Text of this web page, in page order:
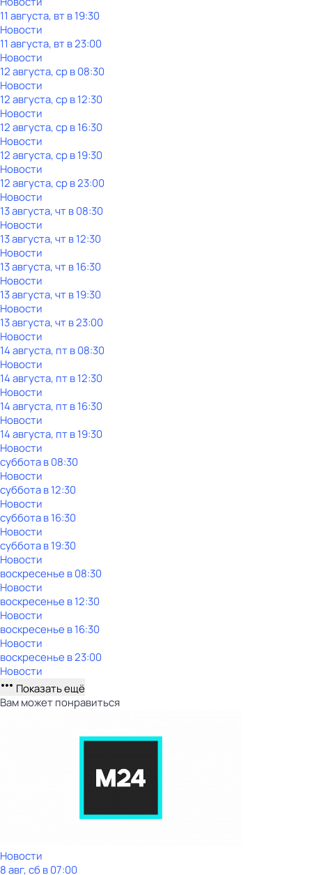
11 августа, вт в 19:30
Новости
11 августа, вт в 23:00
Новости
12 августа, ср в 08:30
Новости
12 августа, ср в 12:30
Новости
12 августа, ср в 16:30
Новости
12 августа, ср в 19:30
Новости
12 августа, ср в 23:00
Новости
13 августа, чт в 08:30
Новости
13 августа, чт в 12:30
Новости
13 августа, чт в 16:30
Новости
13 августа, чт в 19:30
Новости
13 августа, чт в 23:00
Новости
14 августа, пт в 08:30
Новости
14 августа, пт в 12:30
Новости
14 августа, пт в 16:30
Новости
14 августа, пт в 19:30
Новости
субботав08:30
Новости
субботав12:30
Новости
субботав16:30
Новости
субботав19:30
Новости
воскресенье в08:30
Новости
воскресенье в12:30
Новости
воскресенье в16:30
Новости
воскресенье в23:00
Новости
Показать ещё
Вам может понравиться
Новости
8 авг, сб в 07:00